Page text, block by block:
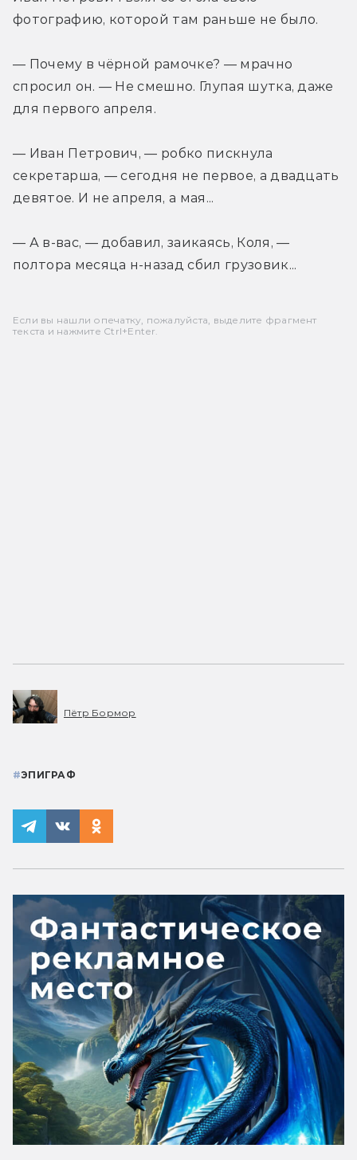
фотографию, которой там раньше не было.
— Почему в чёрной рамочке? — мрачно
спросил он. — Не смешно. Глупая шутка, даже
для первого апреля.
— Иван Петрович, — робко пискнула
секретарша, — сегодня не первое, а двадцать
девятое. И не апреля, а мая...
— А в-вас, — добавил, заикаясь, Коля, —
полтора месяца н-назад сбил грузовик...
Если вы нашли опечатку, пожалуйста, выделите фрагмент
текста и нажмите Ctrl+Enter.
Пётр Бормор
#ЭПИГРАФ